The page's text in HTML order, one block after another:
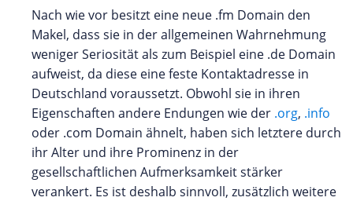
Nach wie vor besitzt eine neue .fm Domain den
Makel, dass sie in der allgemeinen Wahrnehmung
weniger Seriosität als zum Beispiel eine .de Domain
aufweist, da diese eine feste Kontaktadresse in
Deutschland voraussetzt. Obwohl sie in ihren
Eigenschaften andere Endungen wie der .org, .info
oder .com Domain ähnelt, haben sich letztere durch
ihr Alter und ihre Prominenz in der
gesellschaftlichen Aufmerksamkeit stärker
verankert. Es ist deshalb sinnvoll, zusätzlich weitere